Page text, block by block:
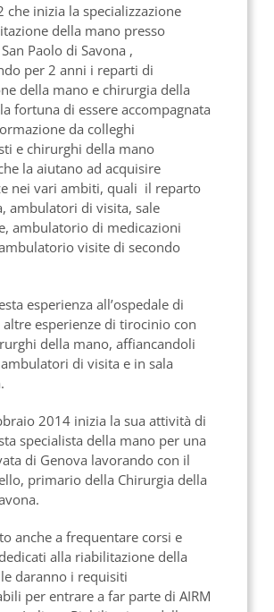
che inizia la specializzazione
della mano presso
Paolo di Savona ,
per 2 anni i reparti di
della mano e chirurgia della
fortuna di essere accompagnata
da colleghi
e chirurghi della mano
la aiutano ad acquisire
nei vari ambiti, quali il reparto
ambulatori di visita, sale
ambulatorio di medicazioni
visite di secondo
esperienza all’ospedale di
altre esperienze di tirocinio con
della mano, affiancandoli
di visita e in sala
2014 inizia la sua attività di
specialista della mano per una
di Genova lavorando con il
primario della Chirurgia della
anche a frequentare corsi e
alla riabilitazione della
daranno i requisiti
per entrare a far parte di AIRM